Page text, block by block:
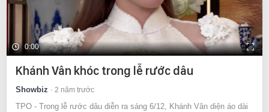
0:00
Khánh Vân khóc trong lễ rước dâu
Showbiz 2 năm trước
TPO - Trong lễ rước dâu diễn ra sáng 6/12, Khánh Vân diện áo dài